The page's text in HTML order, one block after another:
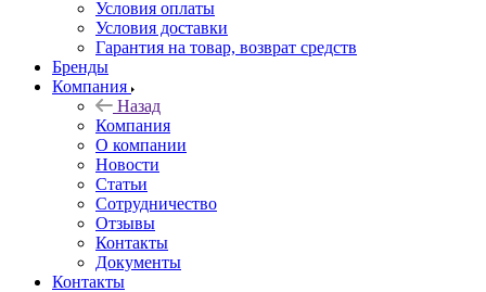
Условия оплаты
Условия доставки
Гарантия на товар, возврат средств
Бренды
Компания
Назад
Компания
О компании
Новости
Статьи
Сотрудничество
Отзывы
Контакты
Документы
Контакты